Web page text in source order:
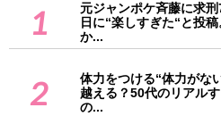
1
元ジャンポケ斉藤に求
日に“楽しすぎた“と投
か...
2
体力をつける“体力がな
越える？50代のリアル
の...